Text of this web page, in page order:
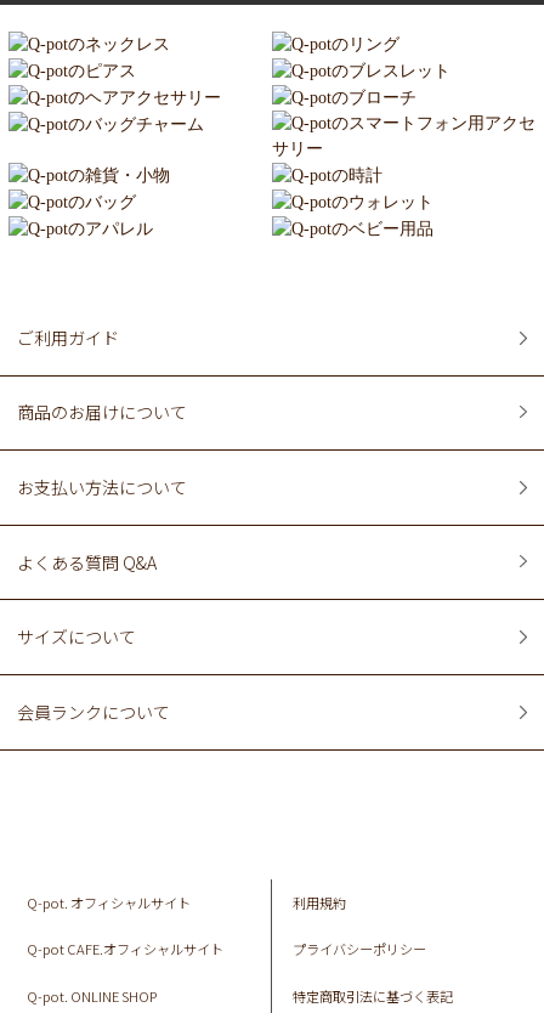
ご利用ガイド
商品のお届けについて
お支払い方法について
よくある質問 Q&A
サイズについて
会員ランクについて
Q-pot. オフィシャルサイト
Q-pot CAFE.オフィシャルサイト
Q-pot. ONLINE SHOP
利用規約
プライバシーポリシー
特定商取引法に基づく表記